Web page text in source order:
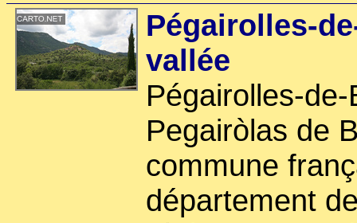
Pégairolles-
vallée
Pégairolles-
Pegairòlas de
commune
département